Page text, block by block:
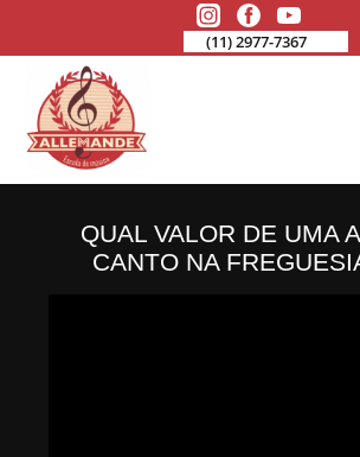
(11) 2977-7367
QUAL VALOR DE UMA
CANTO NA